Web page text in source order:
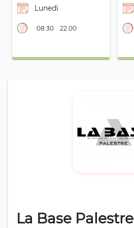
Lunedì
08:30 22:00
La Base Palestre